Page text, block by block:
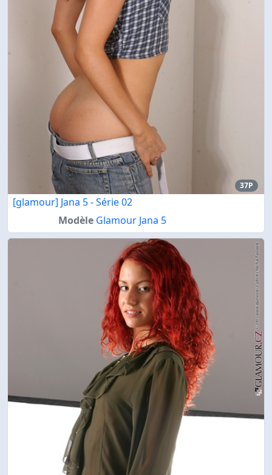
37P
[glamour] Jana 5 - Série 02
Modèle Glamour Jana 5